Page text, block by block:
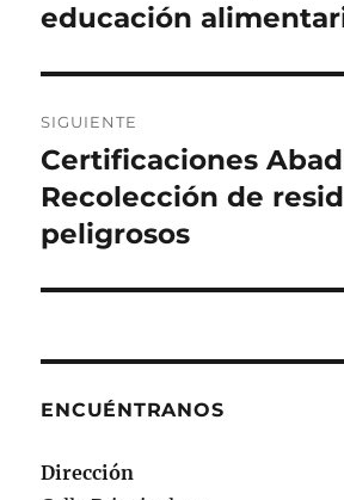
entradas
anterior:
educación
SIGUIENTE
Siguiente
entrada:
Certificaciones
Recolección de
peligrosos
ENCUÉNTRANOS
Dirección